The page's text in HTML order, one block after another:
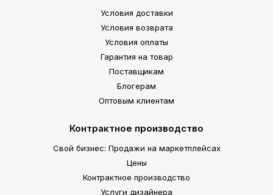
Условия доставки
Условия возврата
Условия оплаты
Гарантия на товар
Поставщикам
Блогерам
Оптовым клиентам
Контрактное производство
Свой бизнес: Продажи на маркетплейсах
Цены
Контрактное производство
Услуги дизайнера